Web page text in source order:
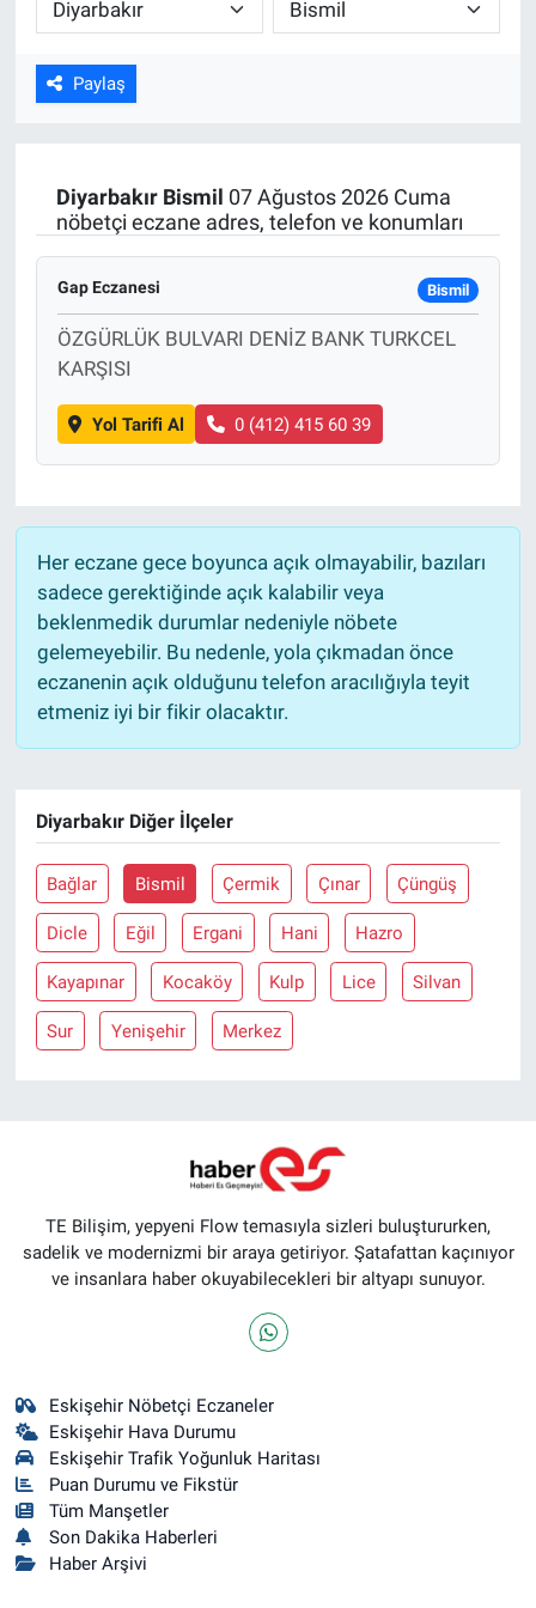
Paylaş
Diyarbakır Bismil 07 Ağustos 2026 Cuma
nöbetçi eczane adres, telefon ve konumları
Gap Eczanesi Bismil
ÖZGÜRLÜK BULVARI DENİZ BANK TURKCEL
KARŞISI
Yol Tarifi Al 0 (412) 415 60 39
Her eczane gece boyunca açık olmayabilir, bazıları
sadece gerektiğinde açık kalabilir veya
beklenmedik durumlar nedeniyle nöbete
gelemeyebilir. Bu nedenle, yola çıkmadan önce
eczanenin açık olduğunu telefon aracılığıyla teyit
etmeniz iyi bir fikir olacaktır.
Diyarbakır Diğer İlçeler
Bağlar Bismil Çermik Çınar Çüngüş
Dicle Eğil Ergani Hani Hazro
Kayapınar Kocaköy Kulp Lice Silvan
Sur Yenişehir Merkez
TE Bilişim, yepyeni Flow temasıyla sizleri buluştururken,
sadelik ve modernizmi bir araya getiriyor. Şatafattan kaçınıyor
ve insanlara haber okuyabilecekleri bir altyapı sunuyor.
Eskişehir Nöbetçi Eczaneler
Eskişehir Hava Durumu
Eskişehir Trafik Yoğunluk Haritası
Puan Durumu ve Fikstür
Tüm Manşetler
Son Dakika Haberleri
Haber Arşivi